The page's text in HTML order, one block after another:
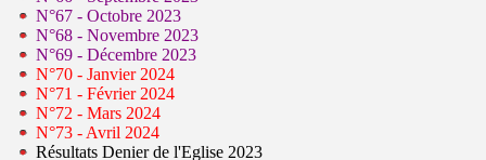
N°67 - Octobre 2023
N°68 - Novembre 2023
N°69 - Décembre 2023
N°70 - Janvier 2024
N°71 - Février 2024
N°72 - Mars 2024
N°73 - Avril 2024
Résultats Denier de l'Eglise 2023